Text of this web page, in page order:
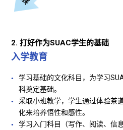
2. 打好作为SUAC学生的基础
入学教育
学习基础的文化科目，为学习
科奠定基础。
采取小班教学，学生通过体验茶
化来培养悟性和感性。
学习入门科目（写作、阅读、信